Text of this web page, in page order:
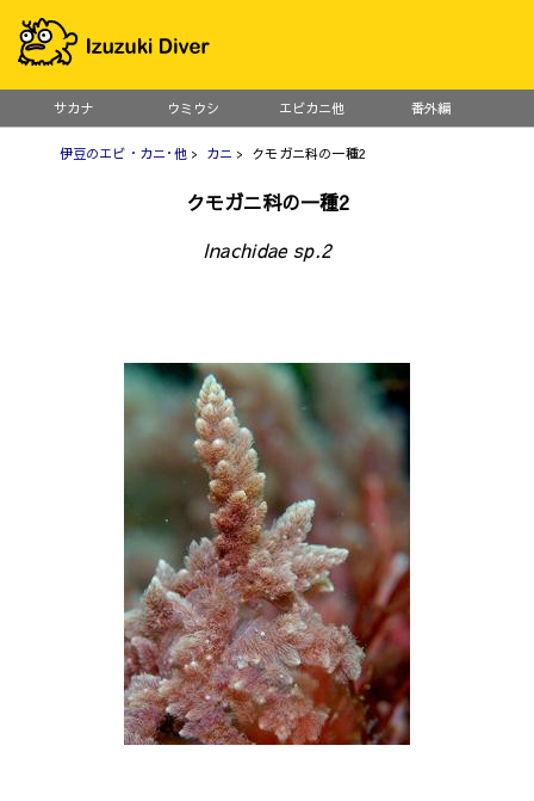
サカナ ウミウシ エビカニ他 番外編
伊豆のエビ・カニ･他> カニ > クモガニ科の一種2
クモガニ科の一種2
Inachidae sp.2